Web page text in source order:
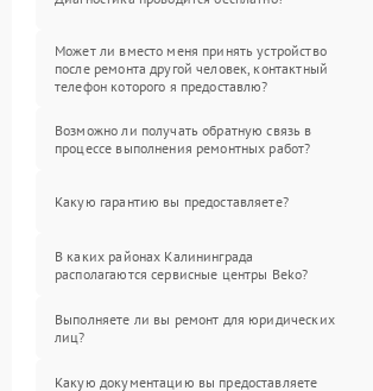
Может ли вместо меня принять устройство
после ремонта другой человек, контактный
телефон которого я предоставлю?
Возможно ли получать обратную связь в
процессе выполнения ремонтных работ?
Какую гарантию вы предоставляете?
В каких районах Калининграда
располагаются сервисные центры Beko?
Выполняете ли вы ремонт для юридических
лиц?
Какую документацию вы предоставляете